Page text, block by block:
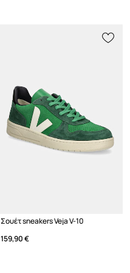
Σουέτ sneakers Veja V-10
159,90 €